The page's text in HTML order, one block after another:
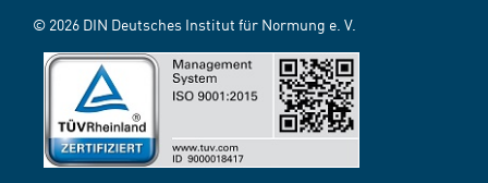
© 2026 DIN Deutsches Institut für Normung e. V.